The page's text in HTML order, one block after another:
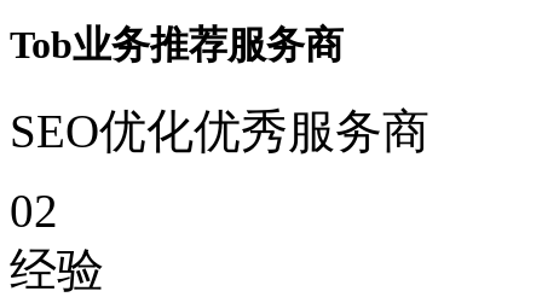
Tob业务推荐服务商
SEO优化优秀服务商
02
经验